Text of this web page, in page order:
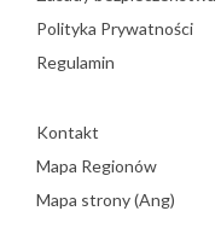
Polityka Prywatności
Regulamin
Kontakt
Mapa Regionów
Mapa strony (Ang)